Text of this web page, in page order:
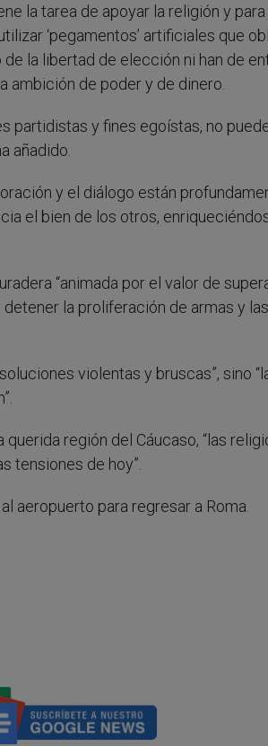
la tarea de apoyar la religión y
‘pegamentos’ artificiales que
la libertad de elección ni han de
ambición de poder y de dinero.
partidistas y fines egoístas, no
añadido.
y el diálogo están
el bien de los otros,
“animada por el valor de
la proliferación de armas y
violentas y bruscas”, sino
región del Cáucaso, “las
tensiones de hoy”.
aeropuerto para regresar a Roma.